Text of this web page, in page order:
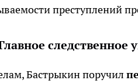
преступлений
следственное
Бастрыкин поручил